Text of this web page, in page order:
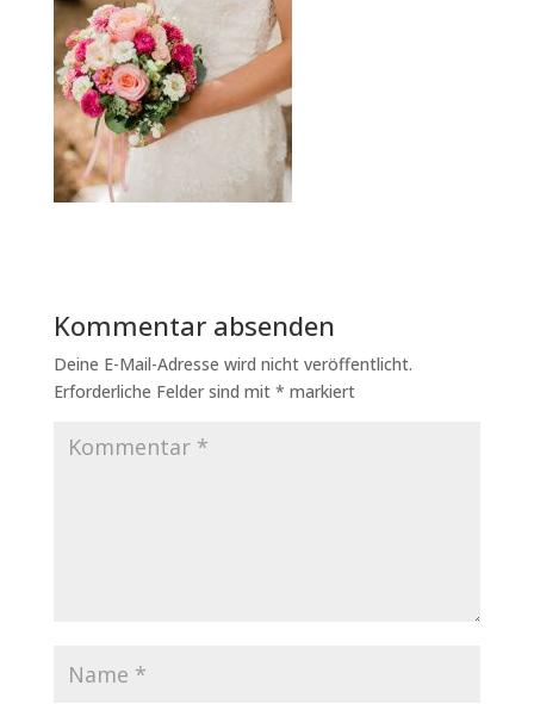
Kommentar absenden
Deine E-Mail-Adresse wird nicht veröffentlicht.
Erforderliche Felder sind mit * markiert